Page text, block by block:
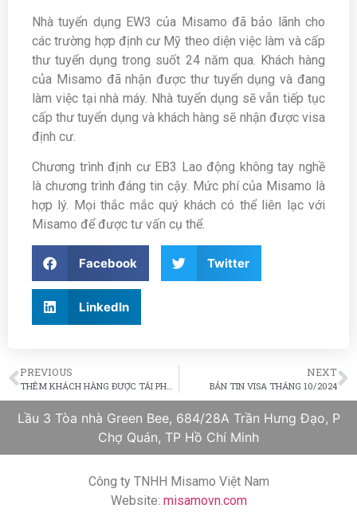
Nhà tuyển dụng EW3 của Misamo đã bảo lãnh cho
các trường hợp định cư Mỹ theo diện việc làm và cấp
thư tuyển dụng trong suốt 24 năm qua. Khách hàng
của Misamo đã nhận được thư tuyển dụng và đang
làm việc tại nhà máy. Nhà tuyển dụng sẽ vẫn tiếp tục
cấp thư tuyển dụng và khách hàng sẽ nhận được visa
định cư.
Chương trình định cư EB3 Lao động không tay nghề
là chương trình đáng tin cậy. Mức phí của Misamo là
hợp lý. Mọi thắc mắc quý khách có thể liên lạc với
Misamo để được tư vấn cụ thể.
Facebook Twitter
LinkedIn
PREVIOUS
THÊM KHÁCH HÀNG ĐƯỢC TÁI PHÊ DUYỆT
NEXT
BẢN TIN VISA THÁNG 10/2024
Lầu 3 Tòa nhà Green Bee, 684/28A Trần Hưng Đạo, P
Chợ Quán, TP Hồ Chí Minh
Công ty TNHH Misamo Việt Nam
Website: misamovn.com